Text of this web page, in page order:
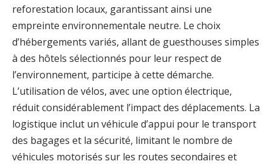
reforestation locaux, garantissant ainsi une
empreinte environnementale neutre. Le choix
d’hébergements variés, allant de guesthouses simples
à des hôtels sélectionnés pour leur respect de
l’environnement, participe à cette démarche.
L’utilisation de vélos, avec une option électrique,
réduit considérablement l’impact des déplacements. La
logistique inclut un véhicule d’appui pour le transport
des bagages et la sécurité, limitant le nombre de
véhicules motorisés sur les routes secondaires et